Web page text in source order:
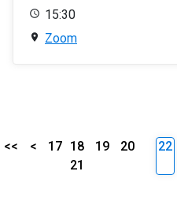
15:30
Zoom
<< < 17 18 19
20
21
22